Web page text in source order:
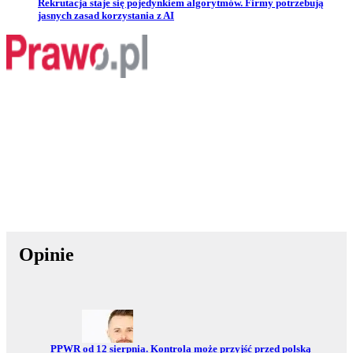
Rekrutacja staje się pojedynkiem algorytmów. Firmy potrzebują
jasnych zasad korzystania z AI
Opinie
Przejdź do:
PPWR od 12 sierpnia. Kontrola może przyjść przed polską